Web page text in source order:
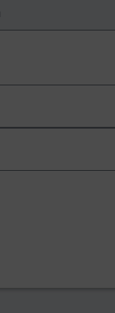
Hinfahrt
Hinfahrt